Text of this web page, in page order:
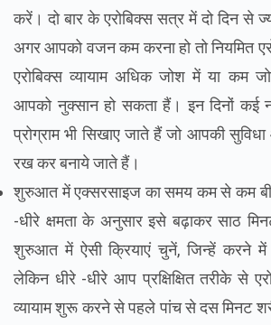
करें। दो बार के एरोबिक्स सत्र में दो दिन से
अगर आपको वजन कम करना हो तो नियमित
एरोबिक्स व्यायाम अधिक जोश में या कम
आपको नुक्सान हो सकता हैं। इन दिनों कई
प्रोग्राम भी सिखाए जाते हैं जो आपकी सुविधा
रख कर बनाये जाते हैं।
शुरुआत में एक्सरसाइज का समय कम से कम
-धीरे क्षमता के अनुसार इसे बढ़ाकर साठ
शुरुआत में ऐसी क्रियाएं चुनें, जिन्हें करने
लेकिन धीरे -धीरे आप प्रक्षिक्षित तरीके से
व्यायाम शुरू करने से पहले पांच से दस मिनट